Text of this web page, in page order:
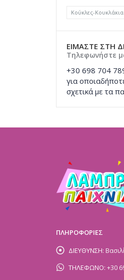
Κούκλες-Κουκλάκια
ΕΙΜΑΣΤΕ ΣΤΗ
Τηλεφωνήστε
+30 698 704
για
σχετικά με τα
ΠΛΗΡΟΦΟΡΙΕΣ
ΔΙΕΥΘΥΝΣΗ:
ΤΗΛΕΦΩΝΟ: +30